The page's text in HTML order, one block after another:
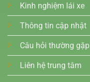
Kinh nghiệm lái xe
Thông tin cập nhật
Câu hỏi thường gặp
Liên hệ trung tâm